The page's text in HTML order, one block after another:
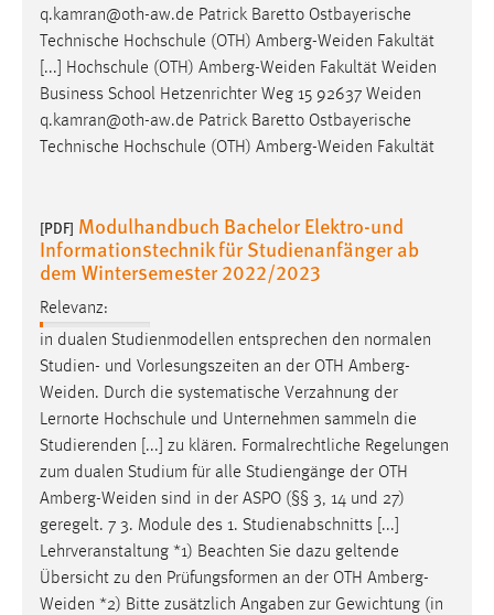
q.kamran@oth-aw.de Patrick Baretto Ostbayerische
Technische Hochschule (OTH) Amberg-Weiden Fakultät
[...] Hochschule (OTH) Amberg-Weiden Fakultät Weiden
Business School Hetzenrichter Weg 15 92637 Weiden
q.kamran@oth-aw.de Patrick Baretto Ostbayerische
Technische Hochschule (OTH) Amberg-Weiden Fakultät
[PDF] Modulhandbuch Bachelor Elektro-und
Informationstechnik für Studienanfänger ab
dem Wintersemester 2022/2023
Relevanz:
in dualen Studienmodellen entsprechen den normalen
Studien- und Vorlesungszeiten an der OTH Amberg-
Weiden. Durch die systematische Verzahnung der
Lernorte Hochschule und Unternehmen sammeln die
Studierenden [...] zu klären. Formalrechtliche Regelungen
zum dualen Studium für alle Studiengänge der OTH
Amberg-Weiden sind in der ASPO (§§ 3, 14 und 27)
geregelt. 7 3. Module des 1. Studienabschnitts [...]
Lehrveranstaltung *1) Beachten Sie dazu geltende
Übersicht zu den Prüfungsformen an der OTH Amberg-
Weiden *2) Bitte zusätzlich Angaben zur Gewichtung (in